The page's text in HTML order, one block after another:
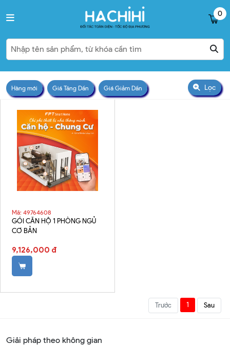
0
Hàng mới Giá Tăng Dần Giá Giảm Dần Lọc
Mã: 49764608
GÓI CĂN HỘ 1 PHÒNG NGỦ
CƠ BẢN
9,126,000 đ
Trước 1 Sau
Giải pháp theo không gian